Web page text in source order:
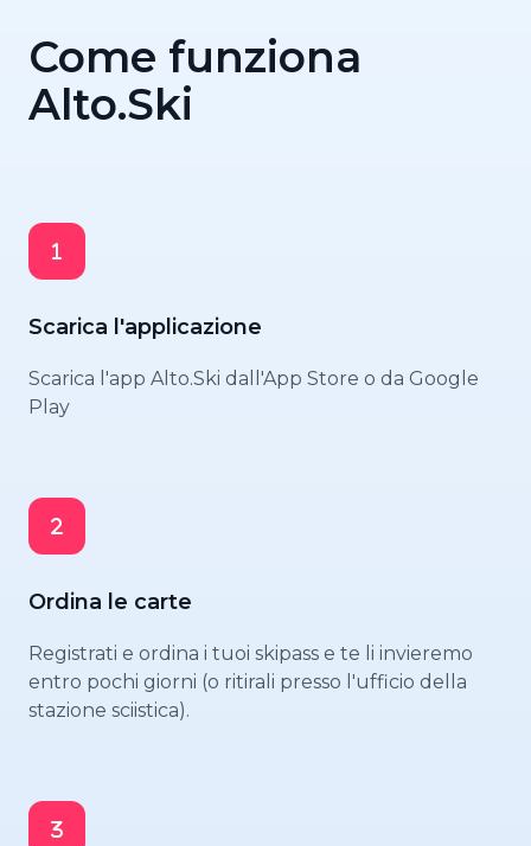
Come funziona
Alto.Ski
Scarica l'applicazione
Scarica l'app Alto.Ski dall'App Store o da Google
Play
Ordina le carte
Registrati e ordina i tuoi skipass e te li invieremo
entro pochi giorni (o ritirali presso l'ufficio della
stazione sciistica).